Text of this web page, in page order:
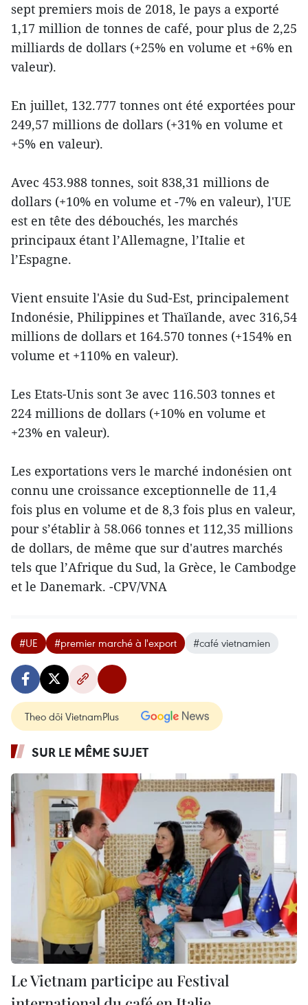
sept premiers mois de 2018, le pays a exporté
1,17 million de tonnes de café, pour plus de 2,25
milliards de dollars (+25% en volume et +6% en
valeur).
En juillet, 132.777 tonnes ont été exportées pour
249,57 millions de dollars (+31% en volume et
+5% en valeur).
Avec 453.988 tonnes, soit 838,31 millions de
dollars (+10% en volume et -7% en valeur), l'UE
est en tête des débouchés, les marchés
principaux étant l’Allemagne, l’Italie et
l’Espagne.
Vient ensuite l'Asie du Sud-Est, principalement
Indonésie, Philippines et Thaïlande, avec 316,54
millions de dollars et 164.570 tonnes (+154% en
volume et +110% en valeur).
Les Etats-Unis sont 3e avec 116.503 tonnes et
224 millions de dollars (+10% en volume et
+23% en valeur).
Les exportations vers le marché indonésien ont
connu une croissance exceptionnelle de 11,4
fois plus en volume et de 8,3 fois plus en valeur,
pour s’établir à 58.066 tonnes et 112,35 millions
de dollars, de même que sur d'autres marchés
tels que l’Afrique du Sud, la Grèce, le Cambodge
et le Danemark. -CPV/VNA
#UE #premier marché à l'export #café vietnamien
Theo dõi VietnamPlus
SUR LE MÊME SUJET
Le Vietnam participe au Festival